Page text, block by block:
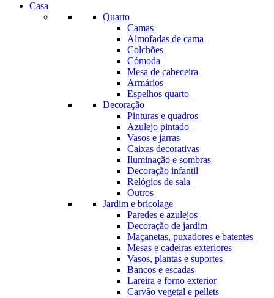
Casa
Quarto
Camas
Almofadas de cama
Colchões
Cómoda
Mesa de cabeceira
Armários
Espelhos quarto
Decoração
Pinturas e quadros
Azulejo pintado
Vasos e jarras
Caixas decorativas
Iluminação e sombras
Decoração infantil
Relógios de sala
Outros
Jardim e bricolage
Paredes e azulejos
Decoração de jardim
Maçanetas, puxadores e batentes
Mesas e cadeiras exteriores
Vasos, plantas e suportes
Bancos e escadas
Lareira e forno exterior
Carvão vegetal e pellets